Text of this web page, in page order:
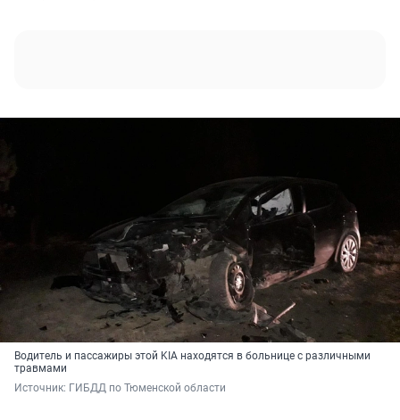
Водитель и пассажиры этой KIA находятся в больнице с различными
травмами
Источник: ГИБДД по Тюменской области